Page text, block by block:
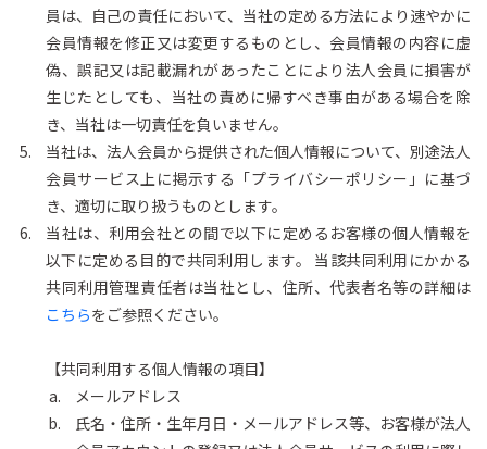
員は、自己の責任において、当社の定める方法により速やかに
会員情報を修正又は変更するものとし、会員情報の内容に虚
偽、誤記又は記載漏れがあったことにより法人会員に損害が
生じたとしても、当社の責めに帰すべき事由がある場合を除
き、当社は一切責任を負いません。
当社は、法人会員から提供された個人情報について、別途法人
会員サービス上に掲示する「プライバシーポリシー」に基づ
き、適切に取り扱うものとします。
当社は、利用会社との間で以下に定めるお客様の個人情報を
以下に定める目的で共同利用します。 当該共同利用にかかる
共同利用管理責任者は当社とし、住所、代表者名等の詳細は
こちらをご参照ください。
【共同利用する個人情報の項目】
メールアドレス
氏名・住所・生年月日・メールアドレス等、お客様が法人